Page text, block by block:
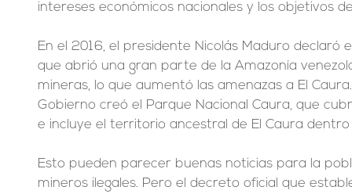
intereses económicos nacionales y los objetivos
En el 2016, el presidente Nicolás Maduro declaró
que abrió una gran parte de la Amazonía
mineras, lo que aumentó las amenazas a El
Gobierno creó el Parque Nacional Caura, que
e incluye el territorio ancestral de El Caura dentro
Esto pueden parecer buenas noticias para la
mineros ilegales. Pero el decreto oficial que